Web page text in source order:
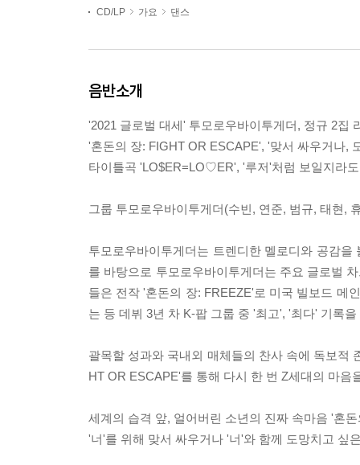
CD/LP 가요 댄스
음반소개
'2021 글로벌 대세' 투모로우바이투게더, 정규 2집
'혼돈의 장: FIGHT OR ESCAPE', '맞서 싸우거나,
타이틀곡 'LO$ER=LO♡ER', '루저'처럼 보일지라
그룹 투모로우바이투게더(수빈, 연준, 범규, 태현,
투모로우바이투게더는 트렌디한 멜로디와 공감
를 바탕으로 투모로우바이투게더는 주요 글로벌
들은 전작 '혼돈의 장: FREEZE'로 미국 빌보드 메
는 등 데뷔 3년 차 K-팝 그룹 중 '최고', '최다' 기록
괄목할 성과와 국내외 매체들의 찬사 속에 독보적
HT OR ESCAPE'를 통해 다시 한 번 Z세대의 마음
세계의 습격 앞, 얼어버린 소년의 진짜 속마음 '혼
'너'를 위해 맞서 싸우거나 '너'와 함께 도망치고 싶